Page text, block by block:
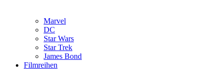
Marvel
DC
Star Wars
Star Trek
James Bond
Filmreihen